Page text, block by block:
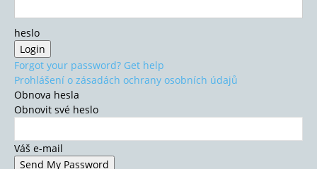
heslo
Forgot your password? Get help
Prohlášení o zásadách ochrany osobních údajů
Obnova hesla
Obnovit své heslo
Váš e-mail